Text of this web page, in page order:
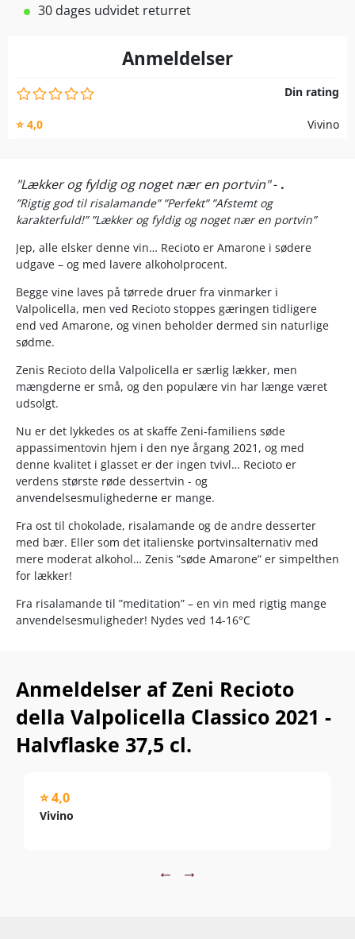
30 dages udvidet returret
Anmeldelser
Din rating
⭐ 4,0 Vivino
"Lækker og fyldig og noget nær en portvin"- .
”Rigtig god til risalamande” ”Perfekt” ”Afstemt og
karakterfuld!” ”Lækker og fyldig og noget nær en portvin”
Jep, alle elsker denne vin… Recioto er Amarone i sødere
udgave – og med lavere alkoholprocent.
Begge vine laves på tørrede druer fra vinmarker i
Valpolicella, men ved Recioto stoppes gæringen tidligere
end ved Amarone, og vinen beholder dermed sin naturlige
sødme.
Zenis Recioto della Valpolicella er særlig lækker, men
mængderne er små, og den populære vin har længe været
udsolgt.
Nu er det lykkedes os at skaffe Zeni-familiens søde
appassimentovin hjem i den nye årgang 2021, og med
denne kvalitet i glasset er der ingen tvivl… Recioto er
verdens største røde dessertvin - og
anvendelsesmulighederne er mange.
Fra ost til chokolade, risalamande og de andre desserter
med bær. Eller som det italienske portvinsalternativ med
mere moderat alkohol… Zenis ”søde Amarone” er simpelthen
for lækker!
Fra risalamande til ”meditation” – en vin med rigtig mange
anvendelsesmuligheder! Nydes ved 14-16°C
Anmeldelser af Zeni Recioto
della Valpolicella Classico 2021 -
Halvflaske 37,5 cl.
⭐ 4,0
Vivino
← →